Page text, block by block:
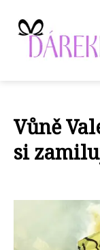
Vůně
si